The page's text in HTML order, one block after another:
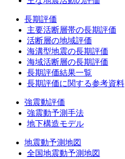
長期評価
主要活断層帯の長期評価
活断層の地域評価
海溝型地震の長期評価
海域活断層の長期評価
長期評価結果一覧
長期評価に関する参考資料
強震動評価
強震動予測手法
地下構造モデル
地震動予測地図
全国地震動予測地図